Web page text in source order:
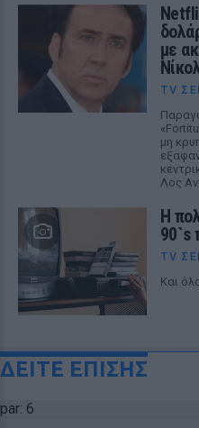
με
TV
μη
Λος
Η
90`s
TV
Και
ΔΕΙΤΕ ΕΠΙΣΗΣ
par: 6